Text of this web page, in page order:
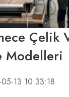
Çelik
Modelleri
13 10:33:18